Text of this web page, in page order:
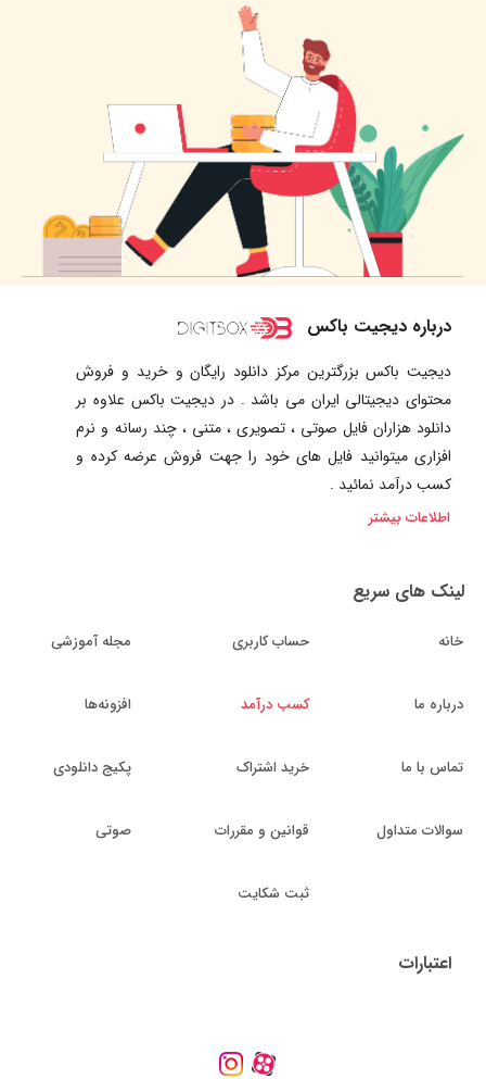
درباره دیجیت باکس
دیجیت باکس بزرگترین مرکز دانلود رایگان و خرید و فروش
محتوای دیجیتالی ایران می باشد . در دیجیت باکس علاوه بر
دانلود هزاران فایل صوتی ، تصویری ، متنی ، چند رسانه و نرم
افزاری میتوانید فایل های خود را جهت فروش عرضه کرده و
کسب درآمد نمائید .
اطلاعات بیشتر
لینک های سریع
خانه
درباره ما
تماس با ما
سوالات متداول
حساب کاربری
کسب درآمد
خرید اشتراک
قوانین و مقررات
ثبت شکایت
مجله آموزشی
افزونه‌ها
پکیج دانلودی
صوتی
اعتبارات